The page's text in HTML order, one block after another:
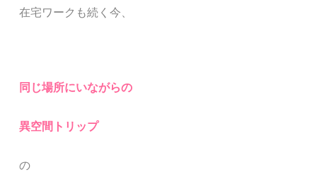
在宅ワークも続く今、
同じ場所にいながらの
異空間トリップ
の